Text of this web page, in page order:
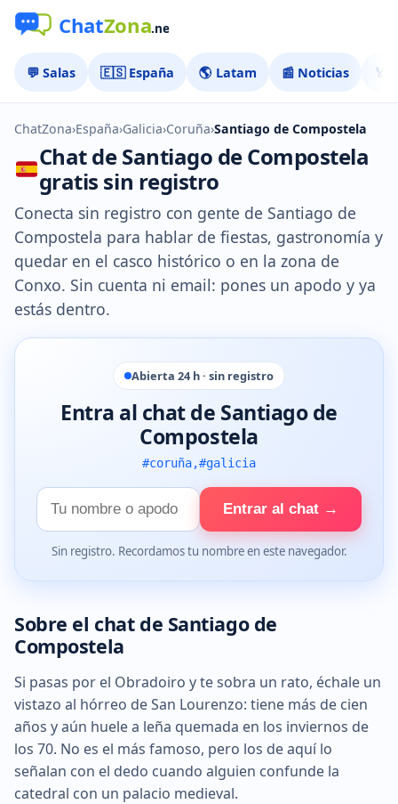
💬 Salas 🇪🇸 España 🌎 Latam 📰 Noticias 🏅
ChatZona›España›Galicia›Coruña›Santiago de Compostela
Chat de Santiago de Compostela
gratis sin registro
Conecta sin registro con gente de Santiago de
Compostela para hablar de fiestas, gastronomía y
quedar en el casco histórico o en la zona de
Conxo. Sin cuenta ni email: pones un apodo y ya
estás dentro.
Abierta 24 h · sin registro
Entra al chat de Santiago de
Compostela
#coruña,#galicia
Tu
nombre
Entrar al chat →
Sin registro. Recordamos tu nombre en este navegador.
Sobre el chat de Santiago de
Compostela
Si pasas por el Obradoiro y te sobra un rato, échale un
vistazo al hórreo de San Lourenzo: tiene más de cien
años y aún huele a leña quemada en los inviernos de
los 70. No es el más famoso, pero los de aquí lo
señalan con el dedo cuando alguien confunde la
catedral con un palacio medieval.